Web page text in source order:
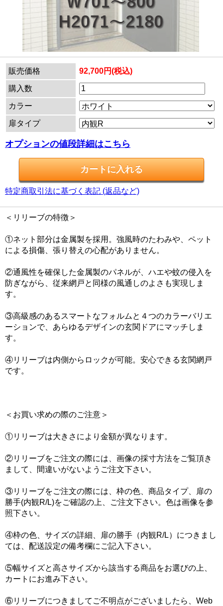
販売価格 92,700円(税込)
購入数
カラー
扉タイプ
オプションの値段詳細はこちら
特定商取引法に基づく表記 (返品など)
＜リリーブの特徴＞
①ネット部分は金属製を採用。強風時のたわみや、ペット
による損傷、張り替えの心配がありません。
②通風性を確保した金属製のパネルが、ハエや蚊の侵入を
防ぎながら、従来網戸と同様の風通しのよさも実現しま
す。
③高級感のあるスマートなフォルムと４つのカラーバリエ
ーションで、あらゆるデザインの玄関ドアにマッチしま
す。
④リリーブは内側からロックが可能。安心できる玄関網戸
です。
＜お買い求めの際のご注意＞
①リリーブは大きさにより金額が異なります。
②リリーブをご注文の際には、画像の採寸方法をご覧頂き
まして、間違いがないようご注文下さい。
③リリーブをご注文の際には、枠の色、商品タイプ、扉の
勝手(内観R/L)をご確認の上、ご注文下さい。色は画像を参
照下さい。
④枠の色、サイズの詳細、扉の勝手（内観R/L）につきまし
ては、配送設定の備考欄にご記入下さい。
⑤幅サイズと高さサイズから該当する商品をお選びの上、
カートにお進み下さい。
⑥リリーブにつきましてご不明点がございましたら、Web